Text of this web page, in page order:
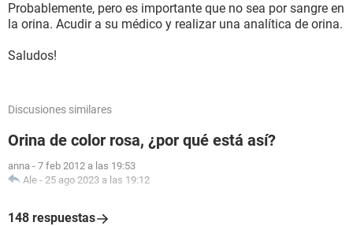
Probablemente, pero es importante que no sea por sangre en
la orina. Acudir a su médico y realizar una analítica de orina.
Saludos!
Discusiones similares
Orina de color rosa, ¿por qué está así?
anna - 7 feb 2012 a las 19:53
Ale - 25 ago 2023 a las 19:12
148 respuestas